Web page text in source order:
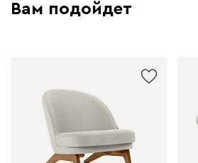
Вам подойдет